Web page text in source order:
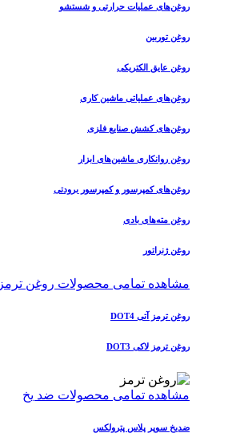
روغن‌های عملیات حرارتی و شستشو
روغن توربین
روغن عایق الکتریکی
روغن‌های عملیاتی ماشین کاری
روغن‌های کشش صنایع فلزی
روغن روانکاری ماشین‌های ابزار
روغن‌های کمپرسور و کمپرسور برودتی
روغن مته‌های بادی
روغن ژنراتور
مشاهده تمامی محصولات روغن ترمز
روغن ترمز آتی DOT4
روغن ترمز لاکی DOT3
مشاهده تمامی محصولات ضد یخ
ضدیخ سوپر پلاس پترولکس